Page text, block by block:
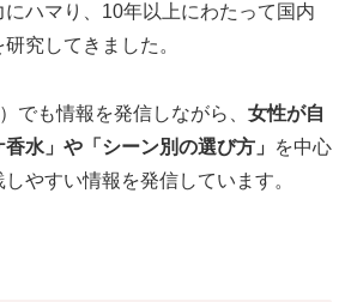
ハマり、10年以上にわたって国内
究してきました。
でも情報を発信しながら、 女性が自
水」や「シーン別の選び方」
を中心
やすい情報を発信しています。